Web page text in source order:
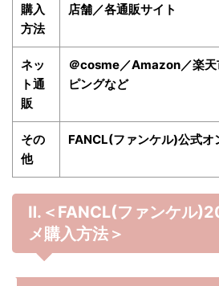
購入
方法
店舗／各通販サイト
ネッ
ト通
販
＠cosme／Amazon／楽天
ピングなど
その
他
FANCL(ファンケル)公式オ
Ⅱ.＜FANCL(ファンケル)
メ購入方法＞